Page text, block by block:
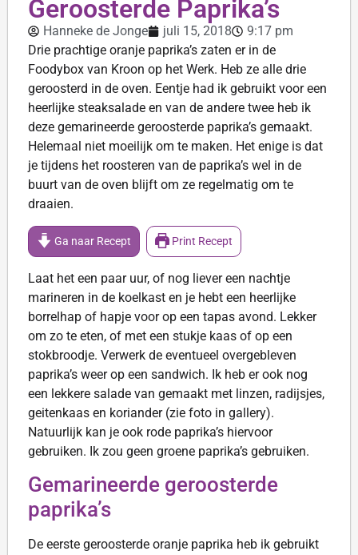
Geroosterde Paprika’s
Hanneke de Jonge juli 15, 2018
9:17 pm
Drie prachtige oranje paprika’s zaten er in de
Foodybox van Kroon op het Werk. Heb ze alle drie
geroosterd in de oven. Eentje had ik gebruikt voor een
heerlijke steaksalade en van de andere twee heb ik
deze gemarineerde geroosterde paprika’s gemaakt.
Helemaal niet moeilijk om te maken. Het enige is dat
je tijdens het roosteren van de paprika’s wel in de
buurt van de oven blijft om ze regelmatig om te
draaien.
Ga naar Recept Print Recept
Laat het een paar uur, of nog liever een nachtje
marineren in de koelkast en je hebt een heerlijke
borrelhap of hapje voor op een tapas avond. Lekker
om zo te eten, of met een stukje kaas of op een
stokbroodje. Verwerk de eventueel overgebleven
paprika’s weer op een sandwich. Ik heb er ook nog
een lekkere salade van gemaakt met linzen, radijsjes,
geitenkaas en koriander (zie foto in gallery).
Natuurlijk kan je ook rode paprika’s hiervoor
gebruiken. Ik zou geen groene paprika’s gebruiken.
Gemarineerde geroosterde
paprika’s
De eerste geroosterde oranje paprika heb ik gebruikt